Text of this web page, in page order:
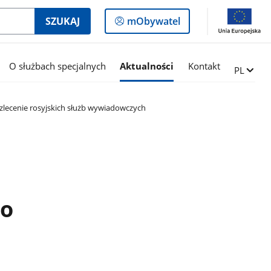
SZUKAJ
Logowanie
do
mObywatel
O służbach specjalnych Aktualności Kontakt Zmień
PL
rosyjskich służb wywiadowczych